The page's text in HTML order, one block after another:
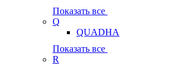
Показать все
Q
QUADHA
Показать все
R